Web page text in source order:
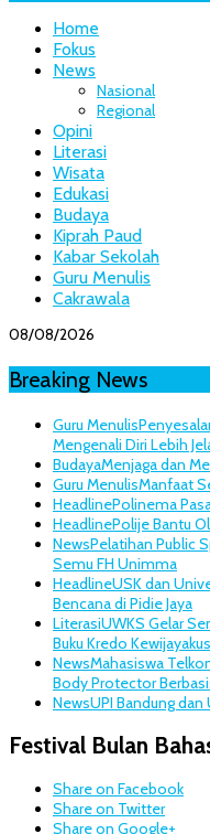
Home
Fokus
News
Nasional
Regional
Opini
Literasi
Wisata
Edukasi
Budaya
Kiprah Paud
Kabar Sekolah
Guru Menulis
Cakrawala
08/08/2026
Breaking News
Guru Menulis
Mengenali Diri Lebih
BudayaMenjaga dan
Guru MenulisManfaat
HeadlinePolinema
HeadlinePolije Bantu
NewsPelatihan Public
Semu FH Unimma
HeadlineUSK dan
Bencana di Pidie Jaya
LiterasiUWKS Gelar
Buku Kredo
NewsMahasiswa
Body Protector
NewsUPI Bandung
Festival Bulan
Share on Facebook
Share on Twitter
Share on Google+